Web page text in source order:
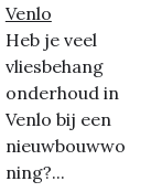
Venlo
Heb je veel
vliesbehang
onderhoud in
Venlo bij een
nieuwbouwwo
ning?...